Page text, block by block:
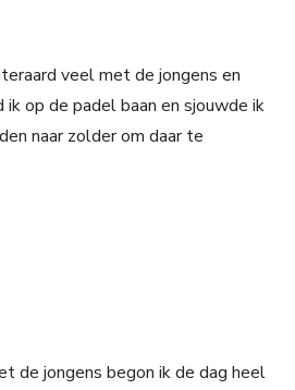
veel met de jongens en
op de padel baan en sjouwde ik
naar zolder om daar te
de jongens begon ik de dag heel